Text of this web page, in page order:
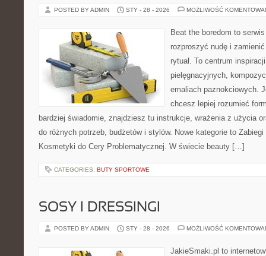
POSTED BY ADMIN STY - 28 - 2026 MOŻLIWOŚĆ
Beat the boredom to
rozproszyć nudę i
rytuał. To centrum
pielęgnacyjnych,
emaliach paznokciowych.
chcesz lepiej rozumieć
bardziej świadomie, znajdziesz tu instrukcje, wrażenia z użycia
do różnych potrzeb, budżetów i stylów. Nowe kategorie to
Kosmetyki do Cery Problematycznej. W świecie beauty […]
CATEGORIES: BUTY SPORTOWE
SOSY I DRESSINGI
POSTED BY ADMIN STY - 28 - 2026 MOŻLIWOŚĆ
JakieSmaki.pl to